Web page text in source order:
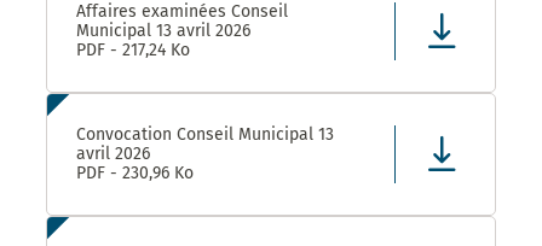
Affaires examinées Conseil
Municipal 13 avril 2026
PDF - 217,24 Ko
Convocation Conseil Municipal 13
avril 2026
PDF - 230,96 Ko